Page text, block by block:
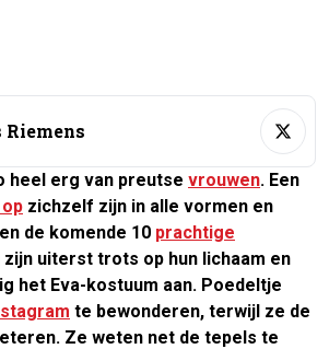
Riemens
heel erg van preutse vrouwen. Een
zichzelf zijn in alle vormen en
de komende 10 prachtige
zijn uiterst trots op hun lichaam en
het Eva-kostuum aan. Poedeltje
te bewonderen, terwijl ze de
Ze weten net de tepels te